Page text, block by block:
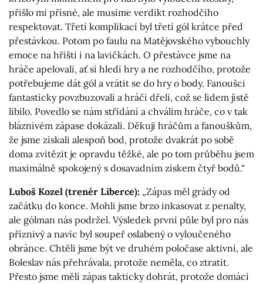
přišlo mi přísné, ale musíme verdikt rozhodčího
respektovat. Třetí komplikací byl třetí gól krátce před
přestávkou. Potom po faulu na Matějovského vybouchly
emoce na hřišti i na lavičkách. O přestávce jsme na
hráče apelovali, ať si hledí hry a ne rozhodčího, protože
potřebujeme dát gól a vrátit se do hry o body. Fanoušci
fantasticky povzbuzovali a hráči dřeli, což se lidem jistě
líbilo. Povedlo se nám střídání a chválím hráče, co v tak
bláznivém zápase dokázali. Děkuji hráčům a fanouškům,
že jsme získali alespoň bod, protože dvakrát po sobě
doma zvítězit je opravdu těžké, ale po tom průběhu jsem
maximálně spokojený s dosavadním ziskem čtyř bodů.“
Luboš Kozel (trenér Liberce): „Zápas měl grády od
začátku do konce. Mohli jsme brzo inkasovat z penalty,
ale gólman nás podržel. Výsledek první půle byl pro nás
příznivý a navíc byl soupeř oslabený o vyloučeného
obránce. Chtěli jsme být ve druhém poločase aktivní, ale
Boleslav nás přehrávala, protože neměla, co ztratit.
Přesto jsme měli zápas takticky dohrát, protože domácí